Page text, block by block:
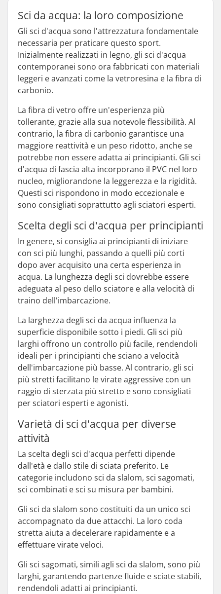
Sci da acqua: la loro composizione
Gli sci d'acqua sono l'attrezzatura fondamentale
necessaria per praticare questo sport.
Inizialmente realizzati in legno, gli sci d'acqua
contemporanei sono ora fabbricati con materiali
leggeri e avanzati come la vetroresina e la fibra di
carbonio.
La fibra di vetro offre un'esperienza più
tollerante, grazie alla sua notevole flessibilità. Al
contrario, la fibra di carbonio garantisce una
maggiore reattività e un peso ridotto, anche se
potrebbe non essere adatta ai principianti. Gli sci
d'acqua di fascia alta incorporano il PVC nel loro
nucleo, migliorandone la leggerezza e la rigidità.
Questi sci rispondono in modo eccezionale e
sono consigliati soprattutto agli sciatori esperti.
Scelta degli sci d'acqua per principianti
In genere, si consiglia ai principianti di iniziare
con sci più lunghi, passando a quelli più corti
dopo aver acquisito una certa esperienza in
acqua. La lunghezza degli sci dovrebbe essere
adeguata al peso dello sciatore e alla velocità di
traino dell'imbarcazione.
La larghezza degli sci da acqua influenza la
superficie disponibile sotto i piedi. Gli sci più
larghi offrono un controllo più facile, rendendoli
ideali per i principianti che sciano a velocità
dell'imbarcazione più basse. Al contrario, gli sci
più stretti facilitano le virate aggressive con un
raggio di sterzata più stretto e sono consigliati
per sciatori esperti e agonisti.
Varietà di sci d'acqua per diverse
attività
La scelta degli sci d'acqua perfetti dipende
dall'età e dallo stile di sciata preferito. Le
categorie includono sci da slalom, sci sagomati,
sci combinati e sci su misura per bambini.
Gli sci da slalom sono costituiti da un unico sci
accompagnato da due attacchi. La loro coda
stretta aiuta a decelerare rapidamente e a
effettuare virate veloci.
Gli sci sagomati, simili agli sci da slalom, sono più
larghi, garantendo partenze fluide e sciate stabili,
rendendoli adatti ai principianti.